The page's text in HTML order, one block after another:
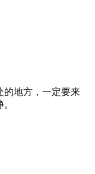
的地方，一定要来